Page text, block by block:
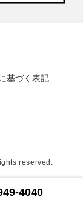
4040
基づく表記
reserved.